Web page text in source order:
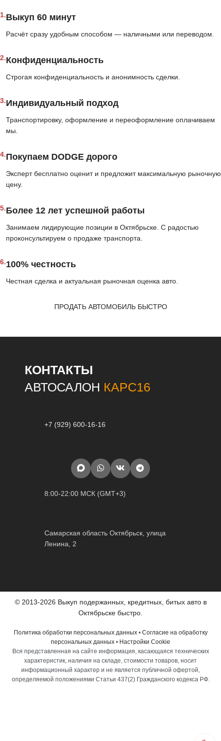
1.Выкуп 60 минут
Расчёт сразу удобным способом — наличными или переводом.
2.Конфиденциальность
Строгая конфиденциальность и анонимность сделки.
3.Индивидуальный подход
Транспортировку, оформление и переоформление оплачиваем
мы.
4.Покупаем DODGE дорого
Эксперт бесплатно оценит и предложит максимальную рыночную
цену.
5.Более 12 лет успешной работы
Занимаем лидирующие позиции в Октябрьске. С радостью
проконсультируем о продаже транспорта.
6.100% честность
Честная сделка и актуальная рыночная оценка авто.
ПРОДАТЬ АВТОМОБИЛЬ БЫСТРО
КОНТАКТЫ
АВТОСАЛОН КАРС16
+7 (929) 600-16-16
8:00-22:00 МСК (GMT+3)
Самарская область Октябрьск, улица
Ленина, 2
© 2013-2026 Выкуп подержанных, кредитных, битых авто в
Октябрьске быстро.
Политика обработки персональных данных• Согласие на обработку
персональных данных • Настройки Cookie
Вся представленная на сайте информация, касающаяся технических
характеристик, наличия на складе, стоимости товаров, носит
информационный характер и не является публичной офертой,
определяемой положениями Статьи 437(2) Гражданского кодекса РФ.